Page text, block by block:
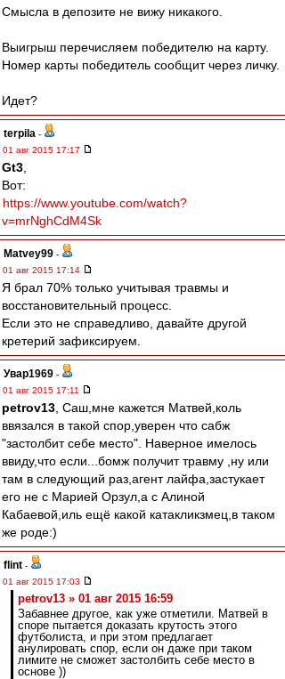
Смысла в депозите не вижу никакого.
Выигрыш перечисляем победителю на карту.
Номер карты победитель сообщит через личку.
Идет?
terpila -
01 авг 2015 17:17
Gt3
Вот:
https://www.youtube.com/watch?
v=mrNghCdM4Sk
Matvey99 -
01 авг 2015 17:14
Я брал 70% только учитывая травмы и
восстановительный процесс.
Если это не справедливо, давайте другой
кретерий зафиксируем.
Увар1969 -
01 авг 2015 17:11
petrov13 , Саш,мне кажется Матвей,коль
ввязался в такой спор,уверен что сабж
"застолбит себе место". Наверное имелось
ввиду,что если...бомж получит травму ,ну или
там в следующий раз,агент лайфа,застукает
его не с Марией Орзул,а с Алиной
Кабаевой,иль ещё какой катакликзмец,в таком
же роде:)
flint -
01 авг 2015 17:03
petrov13 » 01 авг 2015 16:59
Забавнее другое, как уже отметили. Матвей в
споре пытается доказать крутость этого
футболиста, и при этом предлагает
анулировать спор, если он даже при таком
лимите не сможет застолбить себе место в
основе ))